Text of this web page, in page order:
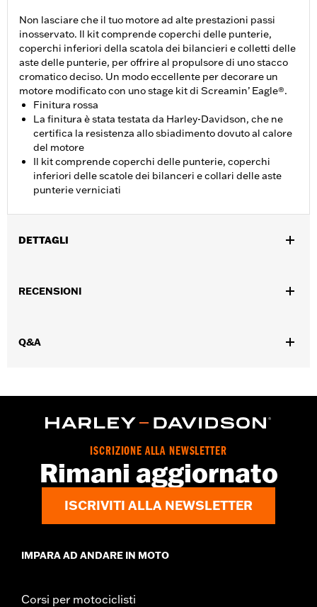
Non lasciare che il tuo motore ad alte prestazioni passi
inosservato. Il kit comprende coperchi delle punterie,
coperchi inferiori della scatola dei bilancieri e colletti delle
aste delle punterie, per offrire al propulsore di uno stacco
cromatico deciso. Un modo eccellente per decorare un
motore modificato con uno stage kit di Screamin’ Eagle®.
Finitura rossa
La finitura è stata testata da Harley-Davidson, che ne
certifica la resistenza allo sbiadimento dovuto al calore
del motore
Il kit comprende coperchi delle punterie, coperchi
inferiori delle scatole dei bilanceri e collari delle aste
punterie verniciati
DETTAGLI
poi (tranne FLTRXRRSE dal '25 in poi).
RECENSIONI
Q&A
ISCRIZIONE ALLA NEWSLETTER
Rimani aggiornato
ISCRIVITI ALLA NEWSLETTER
IMPARA AD ANDARE IN MOTO
Corsi per motociclisti